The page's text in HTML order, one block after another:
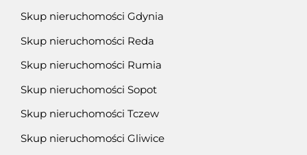
Skup nieruchomości Gdynia
Skup nieruchomości Reda
Skup nieruchomości Rumia
Skup nieruchomości Sopot
Skup nieruchomości Tczew
Skup nieruchomości Gliwice